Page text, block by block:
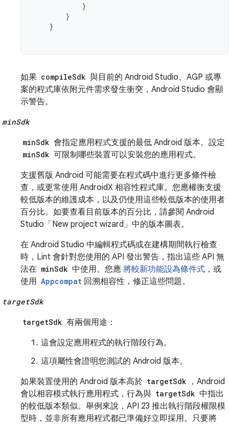
}
}
}
如果 compileSdk 與目前的 Android Studio、AGP 或專
案的程式庫依附元件需求發生衝突，Android Studio 會顯
示警告。
minSdk
minSdk 會指定應用程式支援的最低 Android 版本。設定
minSdk 可限制哪些裝置可以安裝您的應用程式。
支援舊版 Android 可能需要在程式碼中進行更多條件檢
查，或更常使用 AndroidX 相容性程式庫。您應權衡支援
較低版本的維護成本，以及仍使用這些較低版本的使用者
百分比。如要查看目前版本的百分比，請參閱 Android
Studio「New project wizard」 中的版本圖表。
在 Android Studio 中編輯程式碼或在建構期間執行檢查
時，Lint 會針對您使用的 API 發出警告，指出這些 API 無
法在 minSdk 中使用。您應 將較新功能設為條件式 ，或
使用 Appcompat 回溯相容性，修正這些問題。
targetSdk
targetSdk 有兩個用途：
這會設定應用程式的執行階段行為。
這項屬性會證明您測試的 Android 版本。
如果裝置使用的 Android 版本高於 targetSdk
，Android
會以相容模式執行應用程式，行為與 targetSdk 中指出
的較低版本類似。舉例來說，API 23 推出執行階段權限模
型時，並非所有應用程式都已準備好立即採用。只要將